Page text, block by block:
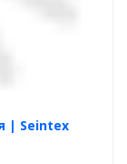
| Seintex